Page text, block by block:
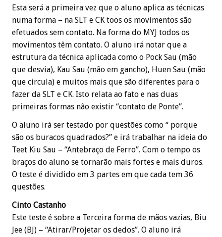
Esta será a primeira vez que o aluno aplica as técnicas
numa forma – na SLT e CK toos os movimentos são
efetuados sem contato. Na forma do MYJ todos os
movimentos têm contato. O aluno irá notar que a
estrutura da técnica aplicada como o Pock Sau (mão
que desvia), Kau Sau (mão em gancho), Huen Sau (mão
que circula) e muitos mais que são diferentes para o
fazer da SLT e CK. Isto relata ao fato e nas duas
primeiras formas não existir “contato de Ponte”.
O aluno irá ser testado por questões como “ porque
são os buracos quadrados?” e irá trabalhar na ideia do
Teet Kiu Sau – “Antebraço de Ferro”. Com o tempo os
braços do aluno se tornarão mais fortes e mais duros.
O teste é dividido em 3 partes em que cada tem 36
questões.
Cinto Castanho
Este teste é sobre a Terceira forma de mãos vazias, Biu
Jee (BJ) – “Atirar/Projetar os dedos”. O aluno irá